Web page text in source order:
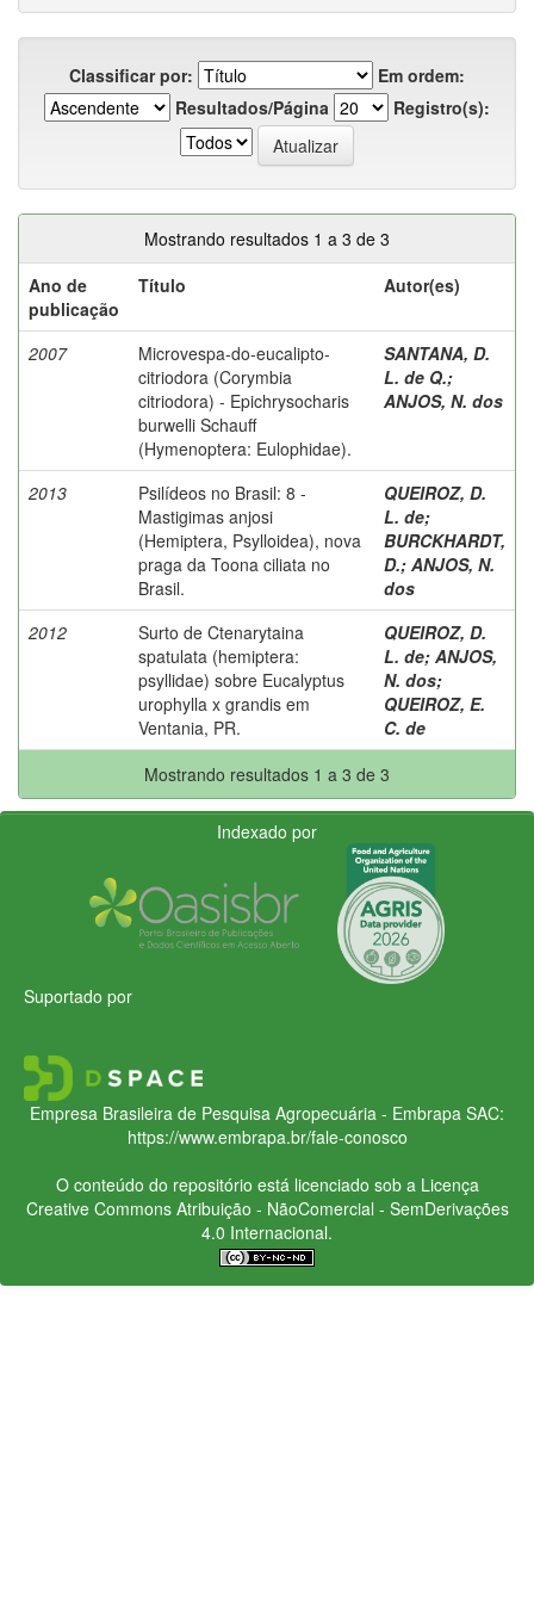
Classificar por:
Em ordem:
Resultados/Página
Registro(s):
Mostrando resultados 1 a 3 de 3
Ano de
publicação
Título Autor(es)
2007
Microvespa-do-eucalipto-
citriodora (Corymbia
citriodora) - Epichrysocharis
burwelli Schauff
(Hymenoptera: Eulophidae).
SANTANA, D.
L. de Q.;
ANJOS, N. dos
2013
Psilídeos no Brasil: 8 -
Mastigimas anjosi
(Hemiptera, Psylloidea), nova
praga da Toona ciliata no
Brasil.
QUEIROZ, D.
L. de;
BURCKHARDT,
D.; ANJOS, N.
dos
2012
Surto de Ctenarytaina
spatulata (hemiptera:
psyllidae) sobre Eucalyptus
urophylla x grandis em
Ventania, PR.
QUEIROZ, D.
L. de; ANJOS,
N. dos;
QUEIROZ, E.
C. de
Mostrando resultados 1 a 3 de 3
Indexado por
Suportado por
Empresa Brasileira de Pesquisa Agropecuária - Embrapa SAC:
https://www.embrapa.br/fale-conosco
O conteúdo do repositório está licenciado sob a Licença
Creative CommonsAtribuição - NãoComercial - SemDerivações
4.0 Internacional.